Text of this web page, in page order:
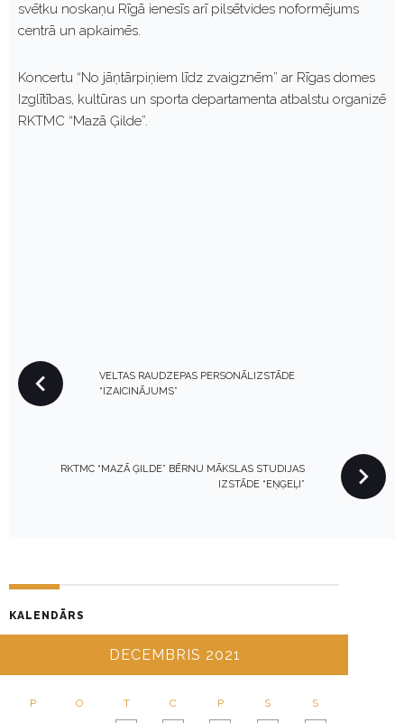
svētku noskaņu Rīgā ienesīs arī pilsētvides noformējums
centrā un apkaimēs.
Koncertu “No jāņtārpiņiem līdz zvaigznēm” ar Rīgas domes
Izglītības, kultūras un sporta departamenta atbalstu organizē
RKTMC “Mazā Ģilde”.
O
S
I
N
VELTAS RAUDZEPAS PERSONĀLIZSTĀDE
“IZAICINĀJUMS”
RKTMC “MAZĀ ĢILDE” BĒRNU MĀKSLAS STUDIJAS
IZSTĀDE “EŅĢEĻI”
KALENDĀRS
DECEMBRIS 2021
P O T C P S S